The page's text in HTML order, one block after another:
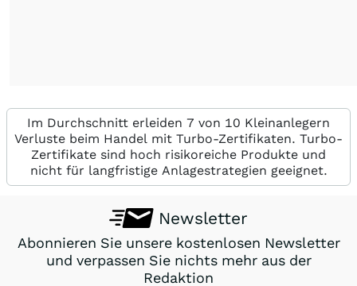
Im Durchschnitt erleiden 7 von 10 Kleinanlegern
Verluste beim Handel mit Turbo-Zertifikaten. Turbo-
Zertifikate sind hoch risikoreiche Produkte und
nicht für langfristige Anlagestrategien geeignet.
Newsletter
Abonnieren Sie unsere kostenlosen Newsletter
und verpassen Sie nichts mehr aus der
Redaktion